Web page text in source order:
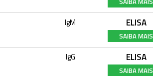
IgM ELISA
SAIBA MAIS
IgG ELISA
SAIBA MAIS